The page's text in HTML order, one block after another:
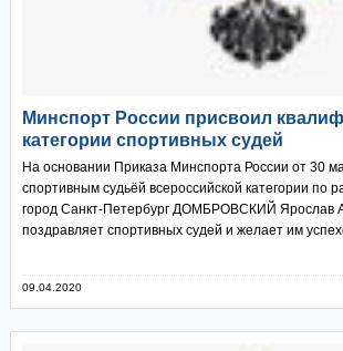
Минспорт России присвоил
категории спортивных судей
На основании Приказа Минспорта России от 30
спортивным судьёй всероссийской категории по
город Санкт-Петербург ДОМБРОВСКИЙ Ярослав
поздравляет спортивных судей и желает им
09.04.2020